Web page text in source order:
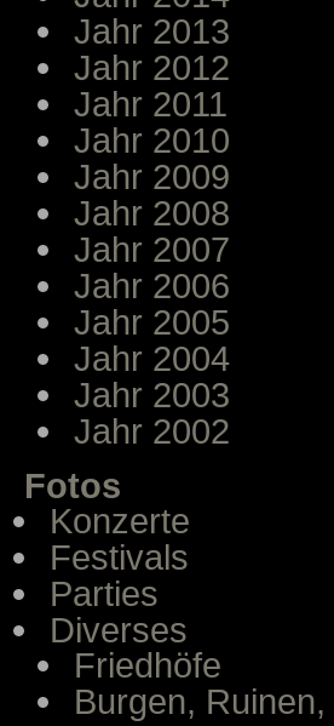
Jahr 2013
Jahr 2012
Jahr 2011
Jahr 2010
Jahr 2009
Jahr 2008
Jahr 2007
Jahr 2006
Jahr 2005
Jahr 2004
Jahr 2003
Jahr 2002
Fotos
Konzerte
Festivals
Parties
Diverses
Friedhöfe
Burgen,